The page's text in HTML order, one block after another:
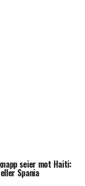
seier mot Haiti:
Spania